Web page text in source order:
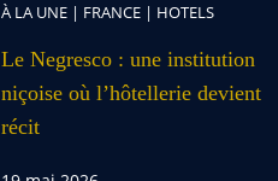
À LA UNE| FRANCE| HOTELS
Le Negresco : une institution
niçoise où l’hôtellerie devient
récit